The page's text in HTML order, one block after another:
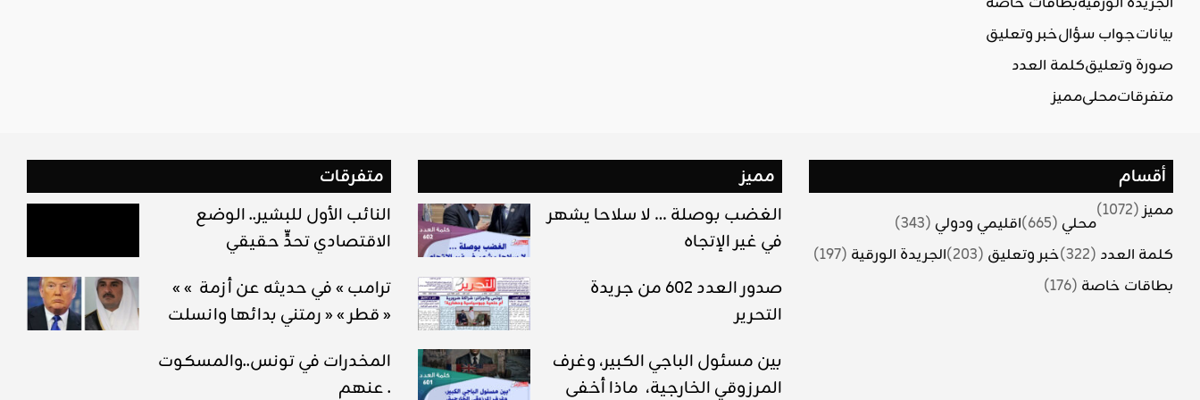
بياناتجواب سؤالخبر وتعليق
صورة وتعليقكلمة العدد
متفرقاتمحليمميز
متفرقات
النائب الأول للبشير.. الوضع
الاقتصادي تحدٍّ حقيقي
« ترامب » في حديثه عن أزمة »
قطر » « رمتني بدائها وانسلت »
المخدرات في تونس..والمسكوت
عنهم .
مميز
الغضب بوصلة … لا سلاحا يشهر
في غير الإتجاه
صدور العدد 602 من جريدة
التحرير
بين مسئول الباجي الكبير، وغرف
المرزوقي الخارجية، ماذا أخفى
أقسام
مميز(1072)
محلي (665) اقليمي ودولي (343)
كلمة العدد (322) خبر وتعليق (203) الجريدة الورقية (197)
بطاقات خاصة (176)